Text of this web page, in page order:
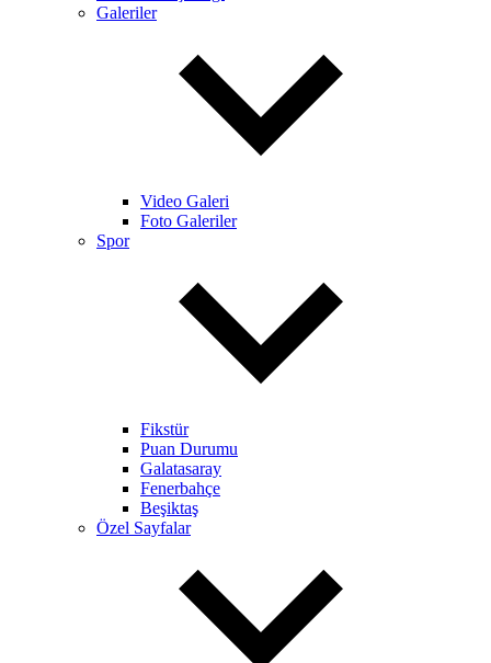
Galeriler
Video Galeri
Foto Galeriler
Spor
Fikstür
Puan Durumu
Galatasaray
Fenerbahçe
Beşiktaş
Özel Sayfalar